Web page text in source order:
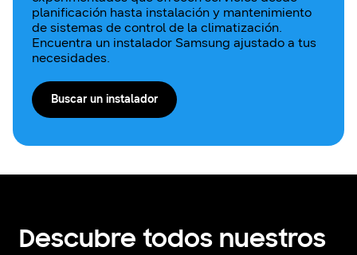
planificación hasta instalación y mantenimiento
de sistemas de control de la climatización.
Encuentra un instalador Samsung ajustado a tus
necesidades.
Buscar un instalador
Descubre todos nuestros